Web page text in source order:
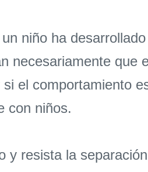
niño ha
necesariamente
el comportamiento
con niños.
y resista la